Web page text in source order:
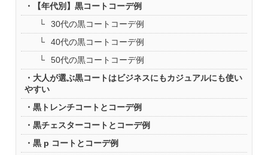
【年代別】黒コートコーデ例
30代の黒コートコーデ例
40代の黒コートコーデ例
50代の黒コートコーデ例
大人が選ぶ黒コートはビジネスにもカジュアルにも使い
やすい
黒トレンチコートとコーデ例
黒チェスターコートとコーデ例
黒 p コートとコーデ例